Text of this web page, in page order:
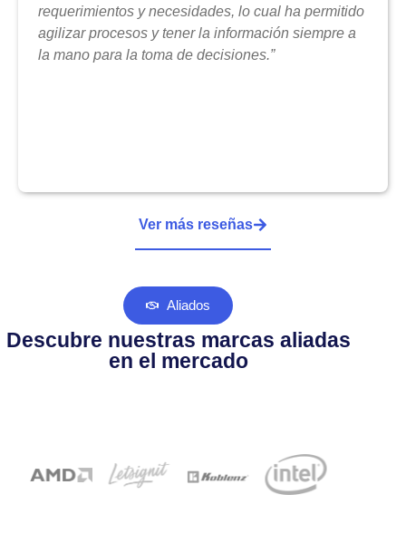
requerimientos y necesidades, lo cual ha permitido
agilizar procesos y tener la información siempre a
la mano para la toma de decisiones.”
Ver más reseñas
Aliados
Descubre nuestras marcas aliadas
en el mercado